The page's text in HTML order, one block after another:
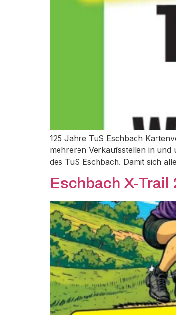
125 Jahre TuS Eschbach
mehreren Verkaufsstellen in und
des TuS Eschbach. Damit sich
Eschbach X-Trail